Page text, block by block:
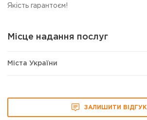
Якість гарантоєм!
Місце надання послуг
Міста України
ЗАЛИШИТИ ВІДГУК